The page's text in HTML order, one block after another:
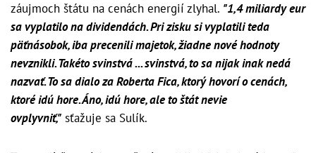
záujmoch štátu na cenách energií zlyhal. "1,4 miliardy eur
sa vyplatilo na dividendách. Pri zisku sivyplatiliteda
päťnásobok, iba precenili majetok, žiadne nové hodnoty
nevznikli. Takéto svinstvá ... svinstvá, to sa nijak inak nedá
nazvať. To sa dialo za Roberta Fica, ktorý hovorí o cenách,
ktoré idú hore. Áno, idú hore, ale to štát nevie
ovplyvniť," sťažuje sa Sulík.